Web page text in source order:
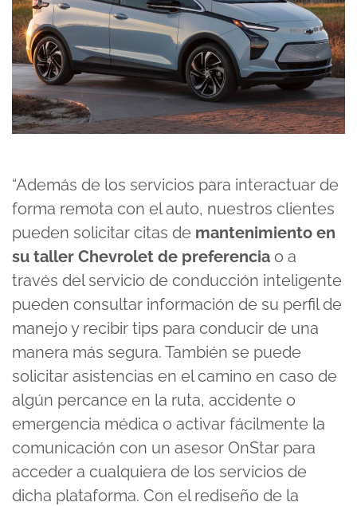
“Además de los servicios para interactuar de
forma remota con el auto, nuestros clientes
pueden solicitar citas de mantenimiento en
su taller Chevrolet de preferencia o a
través del servicio de conducción inteligente
pueden consultar información de su perfil de
manejo y recibir tips para conducir de una
manera más segura. También se puede
solicitar asistencias en el camino en caso de
algún percance en la ruta, accidente o
emergencia médica o activar fácilmente la
comunicación con un asesor OnStar para
acceder a cualquiera de los servicios de
dicha plataforma. Con el rediseño de la